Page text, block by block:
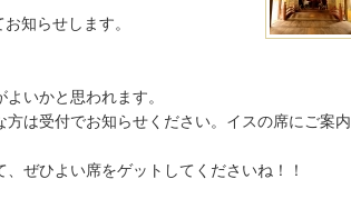
知らせします。
よいかと思われます。
方は受付でお知らせ ください。イスの席にご案内
、ぜひよい席をゲッ トしてくださいね！！